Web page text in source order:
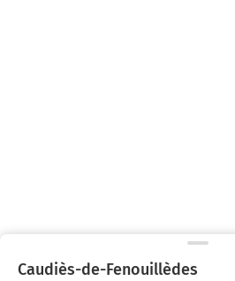
Caudiès-de-Fenouillèdes